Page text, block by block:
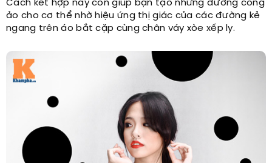
Cách kết hợp này còn giúp bạn tạo những đường cong
ảo cho cơ thể nhờ hiệu ứng thị giác của các đường kẻ
ngang trên áo bắt cặp cùng chân váy xòe xếp ly.